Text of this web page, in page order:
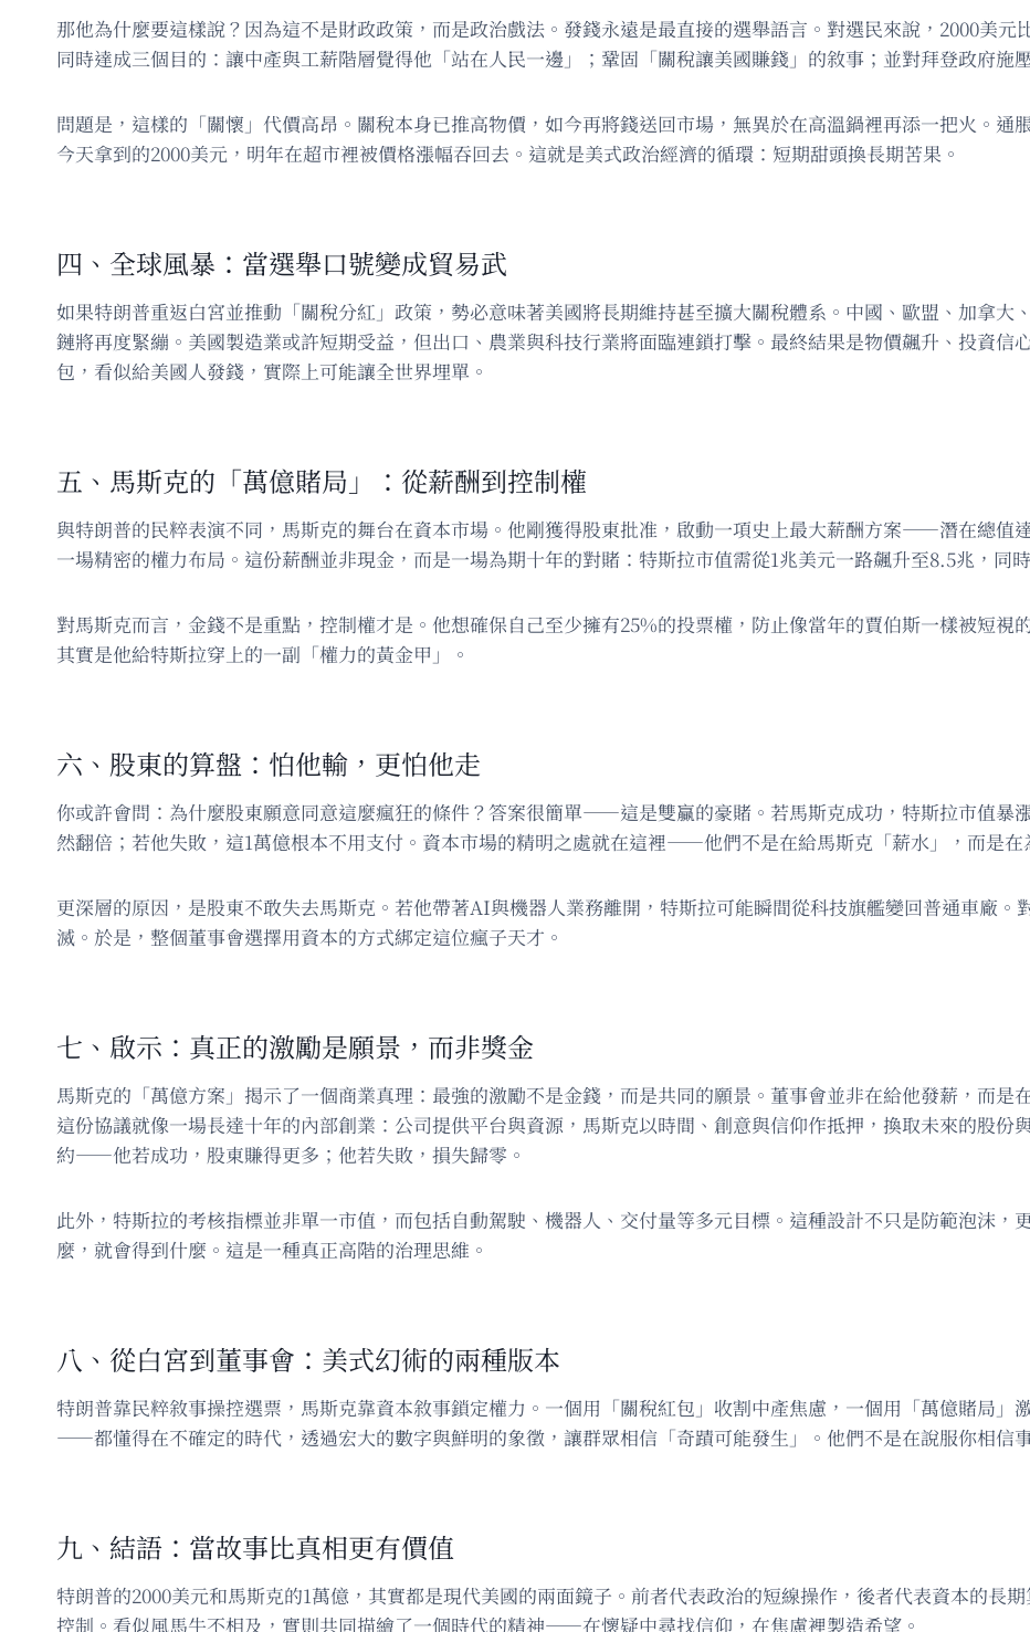
那他為什麼要這樣說？因為這不是財政政策，而是政治戲法。發錢永遠是最直接的選舉語言。對選民來說，2000美
同時達成三個目的：讓中產與工薪階層覺得他「站在人民一邊」；鞏固「關稅讓美國賺錢」的敘事；並對拜登政府施
問題是，這樣的「關懷」代價高昂。關稅本身已推高物價，如今再將錢送回市場，無異於在高溫鍋裡再添一把火。
今天拿到的2000美元，明年在超市裡被價格漲幅吞回去。這就是美式政治經濟的循環：短期甜頭換長期苦果。
四、全球風暴：當選舉口號變成貿易武
如果特朗普重返白宮並推動「關稅分紅」政策，勢必意味著美國將長期維持甚至擴大關稅體系。中國、歐盟、加拿大
鏈將再度緊繃。美國製造業或許短期受益，但出口、農業與科技行業將面臨連鎖打擊。最終結果是物價飆升、投資信
包，看似給美國人發錢，實際上可能讓全世界埋單。
五、馬斯克的「萬億賭局」：從薪酬到控制權
與特朗普的民粹表演不同，馬斯克的舞台在資本市場。他剛獲得股東批准，啟動一項史上最大薪酬方案——潛在總值
一場精密的權力布局。這份薪酬並非現金，而是一場為期十年的對賭：特斯拉市值需從1兆美元一路飆升至8.5兆，同
對馬斯克而言，金錢不是重點，控制權才是。他想確保自己至少擁有25%的投票權，防止像當年的賈伯斯一樣被短視
其實是他給特斯拉穿上的一副「權力的黃金甲」。
六、股東的算盤：怕他輸，更怕他走
你或許會問：為什麼股東願意同意這麼瘋狂的條件？答案很簡單——這是雙贏的豪賭。若馬斯克成功，特斯拉市值暴
然翻倍；若他失敗，這1萬億根本不用支付。資本市場的精明之處就在這裡——他們不是在給馬斯克「薪水」，而是在
更深層的原因，是股東不敢失去馬斯克。若他帶著AI與機器人業務離開，特斯拉可能瞬間從科技旗艦變回普通車廠。
滅。於是，整個董事會選擇用資本的方式綁定這位瘋子天才。
七、啟示：真正的激勵是願景，而非獎金
馬斯克的「萬億方案」揭示了一個商業真理：最強的激勵不是金錢，而是共同的願景。董事會並非在給他發薪，而是
這份協議就像一場長達十年的內部創業：公司提供平台與資源，馬斯克以時間、創意與信仰作抵押，換取未來的股份
約——他若成功，股東賺得更多；他若失敗，損失歸零。
此外，特斯拉的考核指標並非單一市值，而包括自動駕駛、機器人、交付量等多元目標。這種設計不只是防範泡沫，
麼，就會得到什麼。這是一種真正高階的治理思維。
八、從白宮到董事會：美式幻術的兩種版本
特朗普靠民粹敘事操控選票，馬斯克靠資本敘事鎖定權力。一個用「關稅紅包」收割中產焦慮，一個用「萬億賭局」
——都懂得在不確定的時代，透過宏大的數字與鮮明的象徵，讓群眾相信「奇蹟可能發生」。他們不是在說服你相信
九、結語：當故事比真相更有價值
特朗普的2000美元和馬斯克的1萬億，其實都是現代美國的兩面鏡子。前者代表政治的短線操作，後者代表資本的長
控制。看似風馬牛不相及，實則共同描繪了一個時代的精神——在懷疑中尋找信仰，在焦慮裡製造希望。